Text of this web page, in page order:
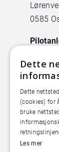
0585
Dette
Dette
(cookies) for
bruke
Les mer